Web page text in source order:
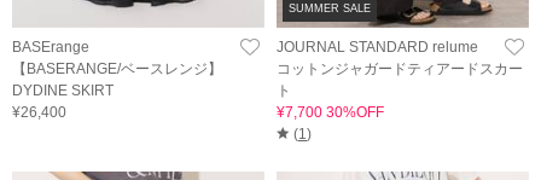
BASErange
【BASERANGE/ベースレンジ】
DYDINE SKIRT
¥26,400
SUMMER SALE
JOURNAL STANDARD relume
コットンジャガードティアードスカー
ト
¥7,700 30%OFF
(1 )